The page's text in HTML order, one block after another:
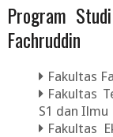
Program
Fachruddin
Fakultas
Fakultas
S1 dan Ilmu
Fakultas